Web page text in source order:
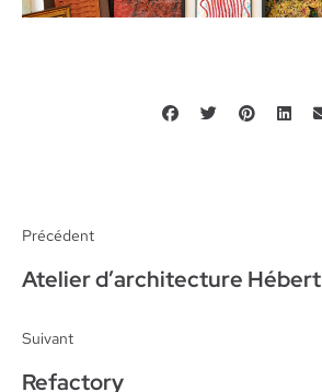
Précédent
Atelier d’architecture Hébert
Suivant
Refactory